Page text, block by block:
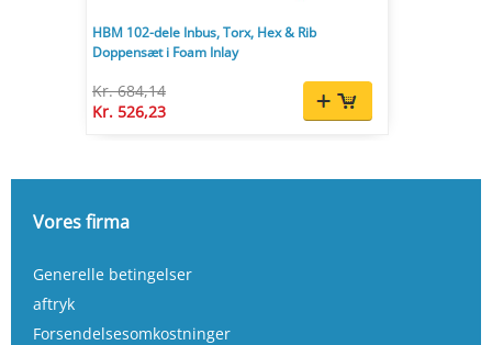
HBM 102-dele Inbus, Torx, Hex & Rib
Doppensæt i Foam Inlay
Kr. 684,14
Kr. 526,23
Vores firma
Generelle betingelser
aftryk
Forsendelsesomkostninger